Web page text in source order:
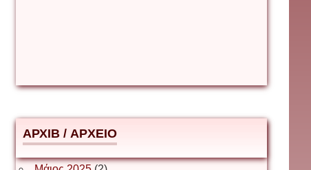
АРХІВ / ΑΡΧΕΙΟ